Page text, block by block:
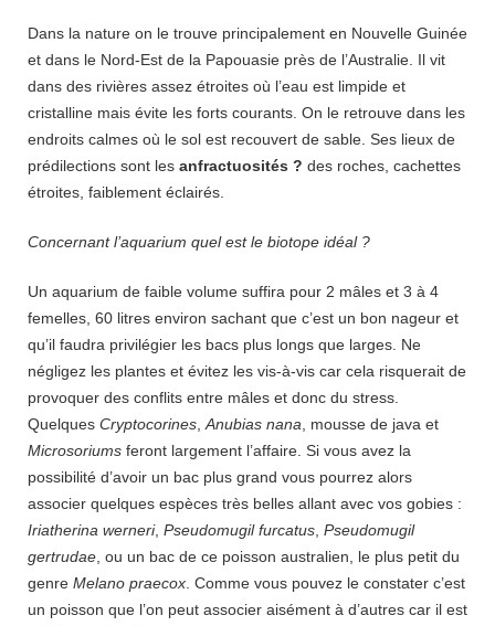
Dans la nature on le trouve principalement en Nouvelle Guinée
et dans le Nord-Est de la Papouasie près de l’Australie. Il vit
dans des rivières assez étroites où l’eau est limpide et
cristalline mais évite les forts courants. On le retrouve dans les
endroits calmes où le sol est recouvert de sable. Ses lieux de
prédilections sont les anfractuosités ? des roches, cachettes
étroites, faiblement éclairés.
Concernant l’aquarium quel est le biotope idéal ?
Un aquarium de faible volume suffira pour 2 mâles et 3 à 4
femelles, 60 litres environ sachant que c’est un bon nageur et
qu’il faudra privilégier les bacs plus longs que larges. Ne
négligez les plantes et évitez les vis-à-vis car cela risquerait de
provoquer des conflits entre mâles et donc du stress.
Quelques Cryptocorines Anubias nana , mousse de java et
Microsoriums feront largement l’affaire. Si vous avez la
possibilité d’avoir un bac plus grand vous pourrez alors
associer quelques espèces très belles allant avec vos gobies :
Iriatherina werneri, Pseudomugil furcatus Pseudomugil
gertrudae , ou un bac de ce poisson australien, le plus petit du
genre Melano praecox . Comme vous pouvez le constater c’est
un poisson que l’on peut associer aisément à d’autres car il est